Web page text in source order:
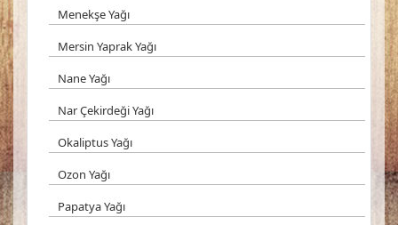
Menekşe Yağı
Mersin Yaprak Yağı
Nane Yağı
Nar Çekirdeği Yağı
Okaliptus Yağı
Ozon Yağı
Papatya Yağı